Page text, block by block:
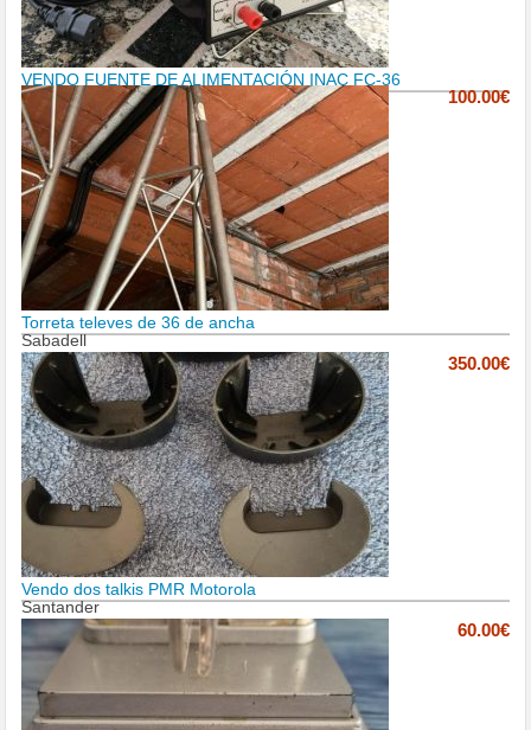
VENDO FUENTE DE ALIMENTACIÓN INAC FC-36
100.00€
Torreta televes de 36 de ancha
Sabadell
350.00€
Vendo dos talkis PMR Motorola
Santander
60.00€